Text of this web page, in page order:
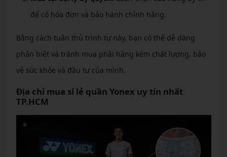
để có hóa đơn và bảo hành chính hãng.
Bằng cách tuân thủ trình tự này, bạn có thể dễ dàng
phân biệt và tránh mua phải hàng kém chất lượng, bảo
vệ sức khỏe và đầu tư của mình.
Địa chỉ mua sỉ lẻ quần Yonex uy tín nhất
TP.HCM